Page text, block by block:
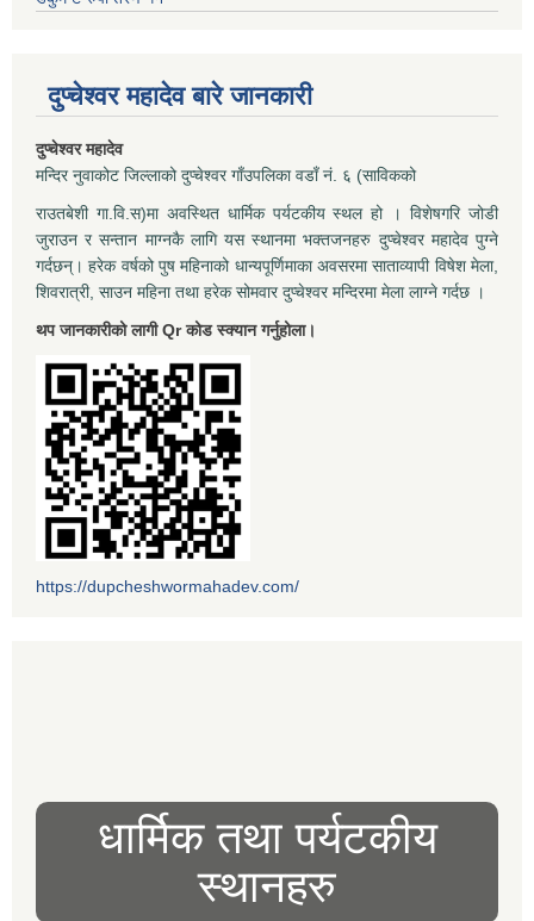
दुप्चेश्वर महादेव बारे जानकारी
दुप्चेश्वर महादेव
मन्दिर नुवाकोट जिल्लाको दुप्चेश्वर गाँउपलिका वडाँ नं. ६ (साविकको
राउतबेशी गा.वि.स)मा अवस्थित धार्मिक पर्यटकीय स्थल हो । विशेषगरि जोडी
जुराउन र सन्तान माग्नकै लागि यस स्थानमा भक्तजनहरु दुप्चेश्वर महादेव पुग्ने
गर्दछन्। हरेक वर्षको पुष महिनाको धान्यपूर्णिमाका अवसरमा साताव्यापी विषेश मेला,
शिवरात्री, साउन महिना तथा हरेक सोमवार दुप्चेश्वर मन्दिरमा मेला लाग्ने गर्दछ ।
थप जानकारीको लागी Qr कोड स्क्यान गर्नुहोला।
https://dupcheshwormahadev.com/
धार्मिक तथा पर्यटकीय
स्थानहरु